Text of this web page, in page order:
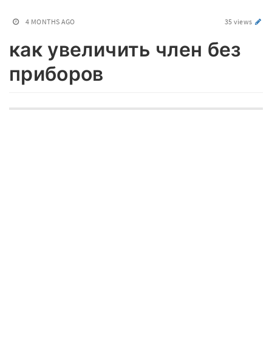
4 MONTHS AGO 35 views
как увеличить член без
приборов